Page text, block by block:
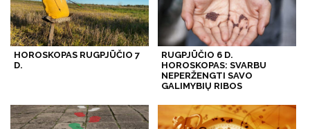
HOROSKOPAS RUGPJŪČIO 7
D.
RUGPJŪČIO 6 D.
HOROSKOPAS: SVARBU
NEPERŽENGTI SAVO
GALIMYBIŲ RIBOS